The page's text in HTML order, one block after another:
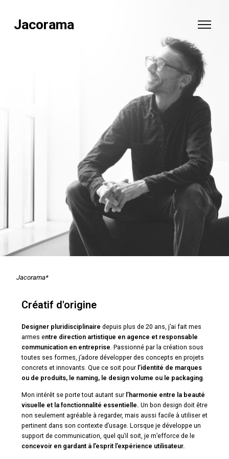
Jacorama
Jacorama*
Créatif d'origine
Designer pluridisciplinaire depuis plus de 20 ans, j’ai fait mes
armes entre direction artistique en agence et responsable
communication en entreprise. Passionné par la création sous
toutes ses formes, j’adore développer des concepts en projets
concrets et innovants. Que ce soit pour l’identité de marques
ou de produits, le naming, le design volume ou le packaging.
Mon intérêt se porte tout autant sur l’harmonie entre la beauté
visuelle et la fonctionnalité essentielle. Un bon design doit être
non seulement agréable à regarder, mais aussi facile à utiliser et
pertinent dans son contexte d’usage. Lorsque je développe un
support de communication, quel qu’il soit, je m’efforce de le
concevoir en gardant à l’esprit l’expérience utilisateur.